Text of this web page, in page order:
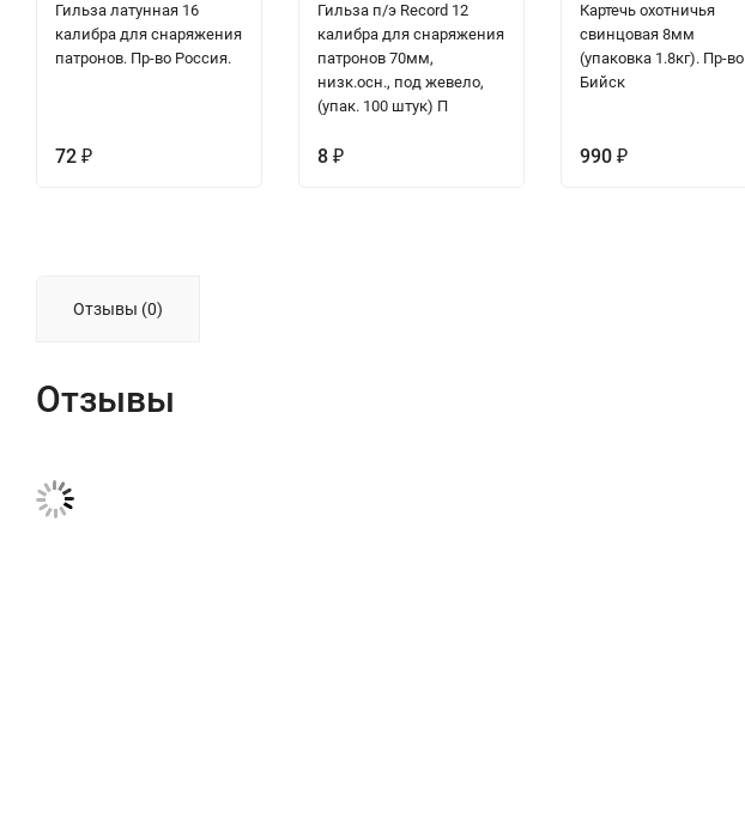
Гильза латунная 16
калибра для снаряжения
патронов. Пр-во Россия.
72 ₽
Гильза п/э Record 12
калибра для снаряжения
патронов 70мм,
низк.осн., под жевело,
(упак. 100 штук) П
8 ₽
Картечь охотничья
свинцовая 8мм
(упаковка 1.8кг). Пр-во
Бийск
990 ₽
Отзывы (0)
Отзывы